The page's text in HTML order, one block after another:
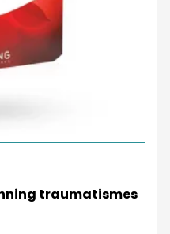
traumatismes